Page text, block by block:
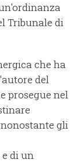
Tribunale di
che ha
del
prosegue nel
gli
di un